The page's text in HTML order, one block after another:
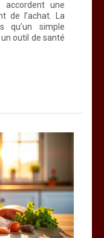
accordent une
de l’achat. La
qu’un simple
outil de santé